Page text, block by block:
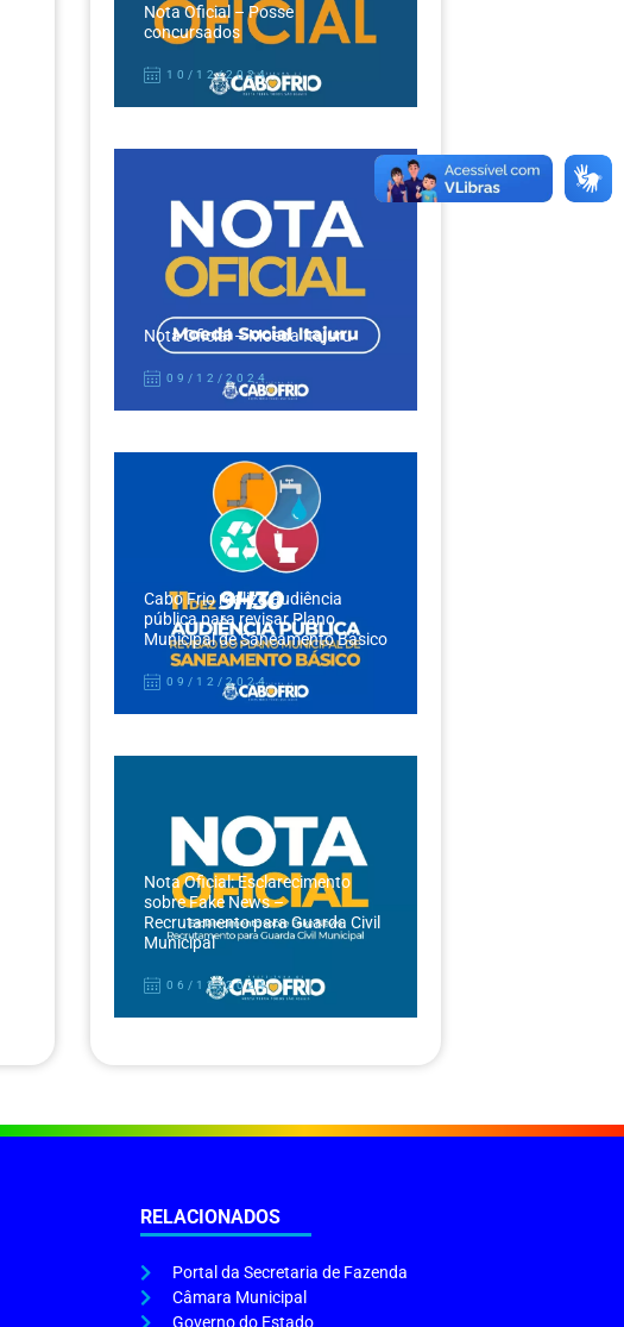
Nota Oficial – Posse
concursados
10/12/2024
Nota Oficial – Moeda Itajuru
09/12/2024
Cabo Frio realiza audiência
pública para revisar Plano
Municipal de Saneamento Básico
09/12/2024
Nota Oficial: Esclarecimento
sobre Fake News –
Recrutamento para Guarda Civil
Municipal
06/12/2024
RELACIONADOS
Portal da Secretaria de Fazenda
Câmara Municipal
Governo do Estado